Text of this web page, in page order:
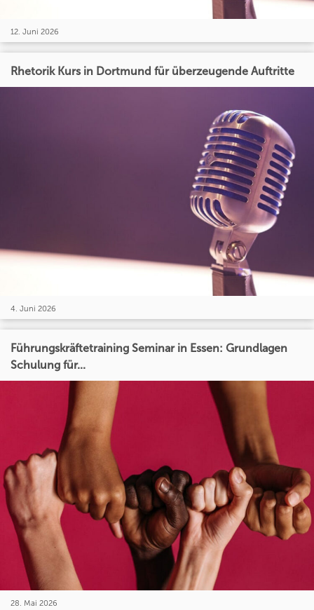
12. Juni 2026
Rhetorik Kurs in Dortmund für überzeugende Auftritte
4. Juni 2026
Führungskräftetraining Seminar in Essen: Grundlagen
Schulung für...
28. Mai 2026